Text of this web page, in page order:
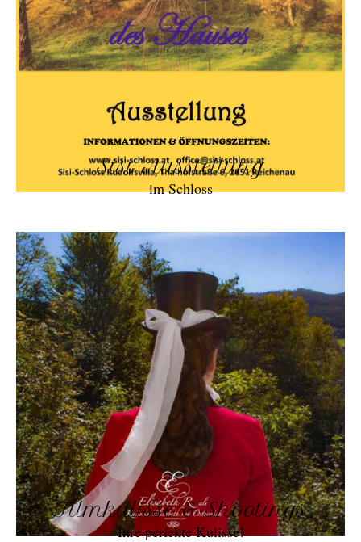
Sisi Ausstellung
im Schloss
Filmkulisse & Shootings
Ihre perfekte Kulisse!